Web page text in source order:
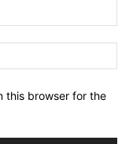
this browser for the